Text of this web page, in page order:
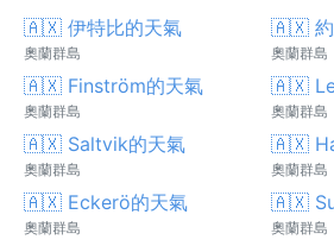
🇦🇽 伊特比的天氣
奧蘭群島
🇦🇽 約
奧蘭群島
🇦🇽 Finström的天氣
奧蘭群島
🇦🇽
奧蘭群島
🇦🇽 Saltvik的天氣
奧蘭群島
🇦🇽
奧蘭群島
🇦🇽 Eckerö的天氣
奧蘭群島
🇦🇽
奧蘭群島